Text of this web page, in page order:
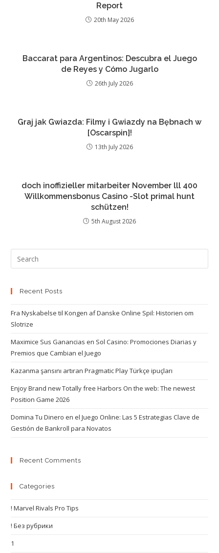
Report
20th May 2026
Baccarat para Argentinos: Descubra el Juego
de Reyes y Cómo Jugarlo
26th July 2026
Graj jak Gwiazda: Filmy i Gwiazdy na Bębnach w
[Oscarspin]!
13th July 2026
doch inoffizieller mitarbeiter November lll 400
Willkommensbonus Casino -Slot primal hunt
schützen!
5th August 2026
Recent Posts
Fra Nyskabelse til Kongen af Danske Online Spil: Historien om
Slotrize
Maximice Sus Ganancias en Sol Casino: Promociones Diarias y
Premios que Cambian el Juego
Kazanma şansını artıran Pragmatic Play Türkçe ipuçları
Enjoy Brand new Totally free Harbors On the web: The newest
Position Game 2026
Domina Tu Dinero en el Juego Online: Las 5 Estrategias Clave de
Gestión de Bankroll para Novatos
Recent Comments
Categories
! Marvel Rivals Pro Tips
! Без рубрики
1